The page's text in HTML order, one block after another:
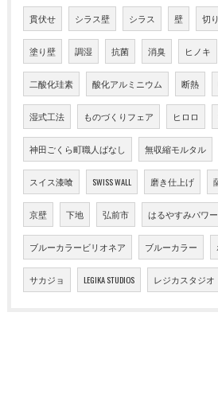
貫伏せ シラス壁 シラス 壁 切
塗り壁 調湿 抗菌 消臭 ヒノキ
二酸化珪素 酸化アルミニウム 断熱
湿式工法 ものづくりフェア ヒロロ
神田ごくら町職人ばなし 無収縮モルタル
スイス漆喰 SWISS WALL 磨き仕上げ
京壁 下地 弘前市 はるやすみパワ
ブルーカラービリオネア ブルーカラー
サカジョ LEGIKA STUDIOS レジカスタジオ